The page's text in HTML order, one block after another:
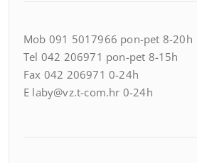
Mob 091 5017966 pon-pet 8-20h
Tel 042 206971 pon-pet 8-15h
Fax 042 206971 0-24h
E laby@vz.t-com.hr 0-24h